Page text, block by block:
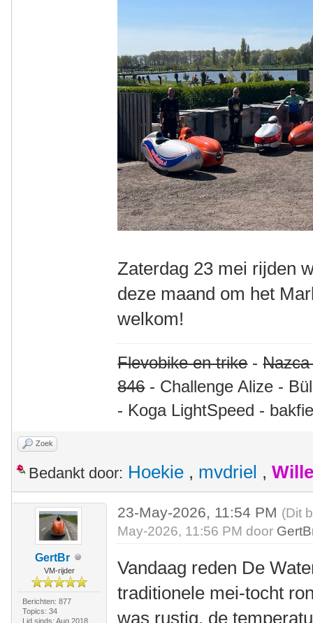
Zaterdag 23 mei rijden
deze maand om het
welkom!
Flevobike en trike-
846- Challenge Alize -
- Koga LightSpeed -
Zoek
Bedankt door: Hoekie , mvdriel ,
GertBr
VM-rijder
Berichten: 877
Topics: 34
Lid sinds: Aug 2018
23-May-2026, 11:54 PM (Dit
May-2026, 11:56 PM door
Vandaag reden De
traditionele mei-tocht
was rustig, de